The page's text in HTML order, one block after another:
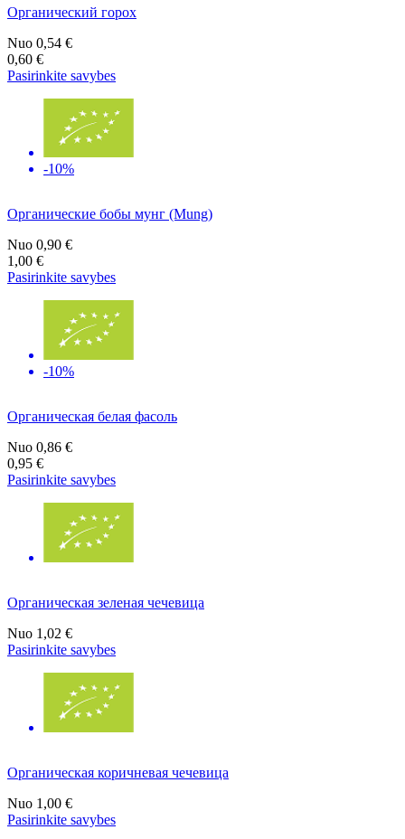
Органический горох
Nuo 0,54 €
0,60 €
Pasirinkite savybes
-10%
Органические бобы мунг (Mung)
Nuo 0,90 €
1,00 €
Pasirinkite savybes
-10%
Органическая белая фасоль
Nuo 0,86 €
0,95 €
Pasirinkite savybes
Органическая зеленая чечевица
Nuo 1,02 €
Pasirinkite savybes
Органическая коричневая чечевица
Nuo 1,00 €
Pasirinkite savybes